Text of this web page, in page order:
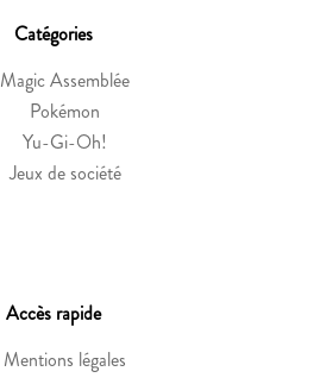
Catégories
Magic Assemblée
Pokémon
Yu-Gi-Oh!
Jeux de société
Accès rapide
Mentions légales